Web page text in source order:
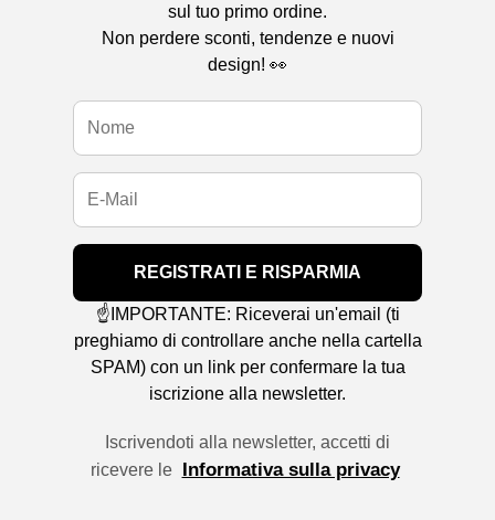
sul tuo primo ordine.
Non perdere sconti, tendenze e nuovi
design! 👀
REGISTRATI E RISPARMIA
☝️IMPORTANTE: Riceverai un'email (ti
preghiamo di controllare anche nella cartella
SPAM) con un link per confermare la tua
iscrizione alla newsletter.
Iscrivendoti alla newsletter, accetti di
ricevere le Informativa sulla privacy